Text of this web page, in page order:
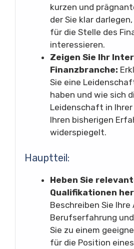
kurzen und
der Sie klar
für die Stelle des
interessieren.
Zeigen Sie Ihr
Finanzbranche:
Sie eine
haben und wie sich
Leidenschaft in
Ihren bisherigen
widerspiegelt.
Hauptteil:
Heben Sie
Qualifikationen
Beschreiben Sie Ihre
Berufserfahrung
Sie zu einem
für die Position